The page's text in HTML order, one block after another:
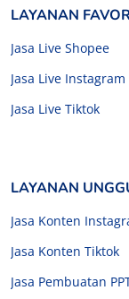
LAYANAN
Jasa Live Shopee
Jasa Live Instagram
Jasa Live Tiktok
LAYANAN
Jasa Konten
Jasa Konten Tiktok
Jasa Pembuatan